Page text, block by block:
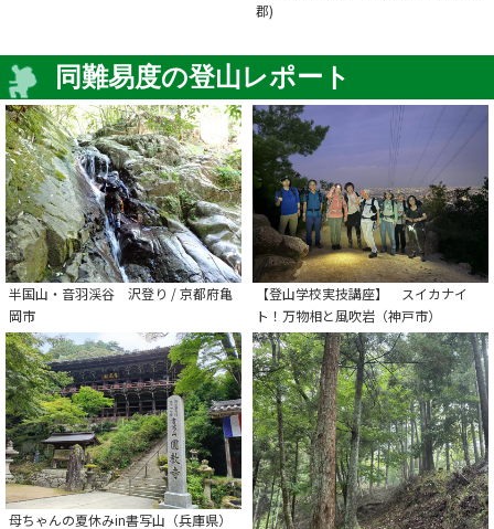
郡)
同難易度の登山レポート
半国山・音羽渓谷 沢登り / 京都府亀
岡市
【登山学校実技講座】 スイカナイ
ト！万物相と風吹岩（神戸市）
母ちゃんの夏休みin書写山（兵庫県）